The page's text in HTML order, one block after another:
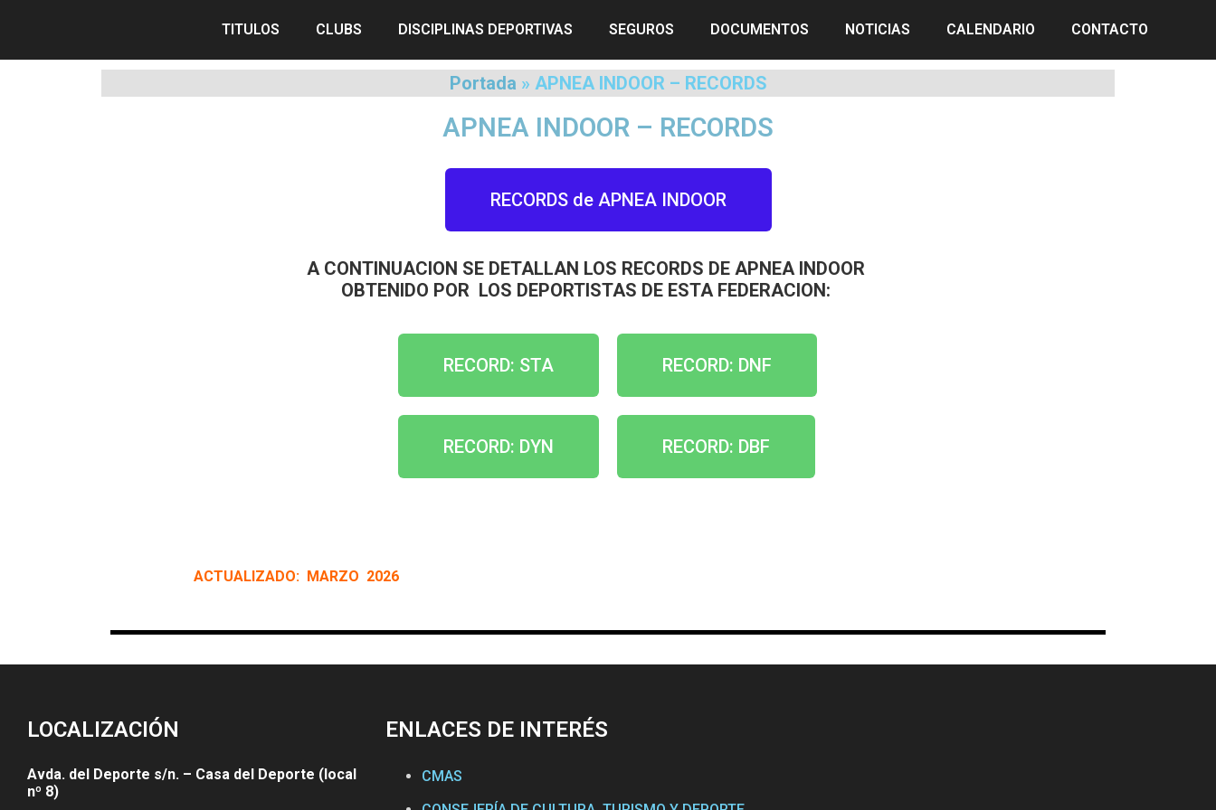
TITULOS CLUBS DISCIPLINAS DEPORTIVAS SEGUROS DOCUMENTOS NOTICIAS CALENDARIO CONTACTO
Portada » APNEA INDOOR – RECORDS
APNEA INDOOR – RECORDS
RECORDS de APNEA INDOOR
A CONTINUACION SE DETALLAN LOS RECORDS DE APNEA INDOOR
OBTENIDO POR LOS DEPORTISTAS DE ESTA FEDERACION:
RECORD: STA RECORD: DNF
RECORD: DYN RECORD: DBF
ACTUALIZADO: MARZO 2026
LOCALIZACIÓN
Avda. del Deporte s/n. – Casa del Deporte (local
nº 8)
ENLACES DE INTERÉS
CMAS